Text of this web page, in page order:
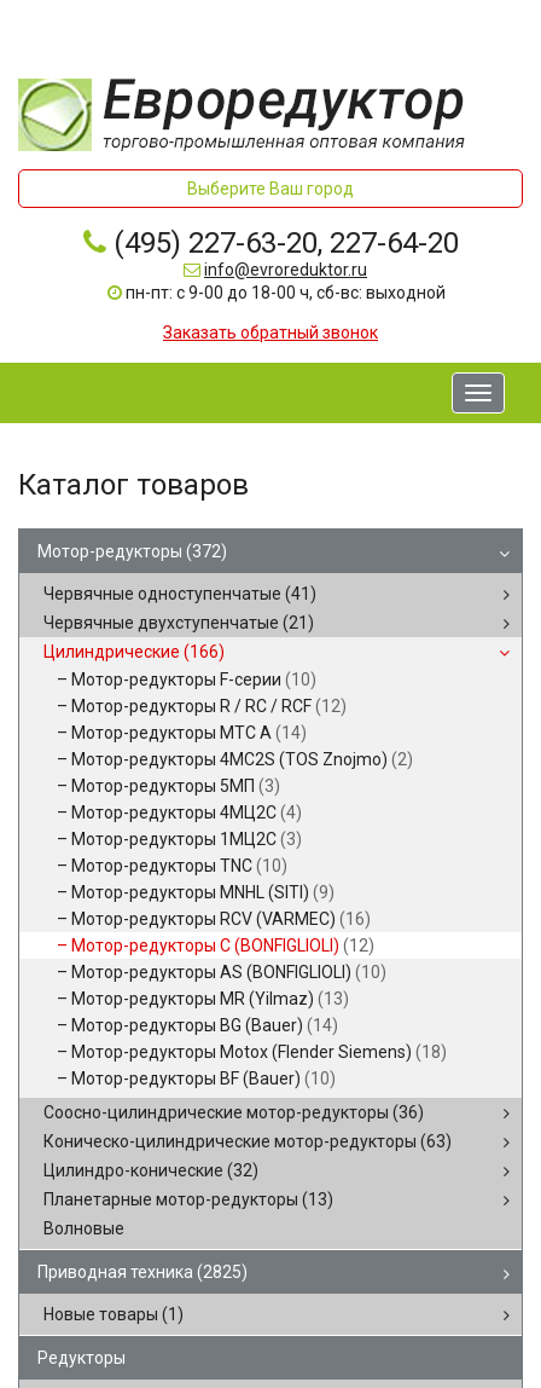
Выберите Ваш город
(495) 227-63-20, 227-64-20
info@evroreduktor.ru
пн-пт: с 9-00 до 18-00 ч, сб-вс: выходной
Заказать обратный звонок
Toggle
Каталог товаров
Мотор-редукторы (372)
Червячные одноступенчатые (41)
Червячные двухступенчатые (21)
Цилиндрические (166)
Мотор-редукторы F-серии (10)
Мотор-редукторы R / RC / RCF(12)
Мотор-редукторы MTC A (14)
Мотор-редукторы 4MC2S (TOS Znojmo) (2)
Мотор-редукторы 5МП (3)
Мотор-редукторы 4МЦ2С(4)
Мотор-редукторы 1МЦ2С(3)
Мотор-редукторы TNC(10)
Мотор-редукторы MNHL (SITI) (9)
Мотор-редукторы RCV (VARMEC) (16)
Мотор-редукторы C (BONFIGLIOLI) (12)
Мотор-редукторы AS (BONFIGLIOLI) (10)
Мотор-редукторы MR (Yilmaz) (13)
Мотор-редукторы BG (Bauer) (14)
Мотор-редукторы Motox (Flender Siemens) (18)
Мотор-редукторы BF (Bauer) (10)
Соосно-цилиндрические мотор-редукторы (36)
Коническо-цилиндрические мотор-редукторы (63)
Цилиндро-конические (32)
Планетарные мотор-редукторы (13)
Волновые
Приводная техника (2825)
Новые товары (1)
Редукторы